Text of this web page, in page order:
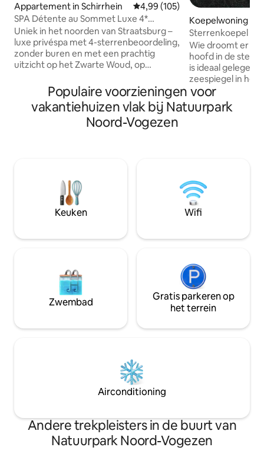
Appartement in Schirrhein Gemiddelde beoordeling van
4,99 (105)
SPA Détente au Sommet Luxe 4*
Uitzicht en privé-spa
Uniek in het noorden van Straatsburg –
luxe privéspa met 4-sterrenbeoordeling,
zonder buren en met een prachtig
uitzicht op het Zwarte Woud, op
Baden, op 10 minuten van Haguenau, op
1 uur van Europa-Park en op 5 minuten
van de golfbaan van Soufflenheim.
Droomsuite met directe toegang tot
een volledig privébuitenruimte met
bed, doucheruimte, toilet, volledig
uitgeruste keuken, bank en eethoek.
Koepelwoning in
Sterrenkoepel in
natuur in
Wie droomt er
hoofd in de
is ideaal gelegen
zeespiegel in het
Vogezenbos,
buurman, voor
op een houten
fascinerende
glinsterende
geluiden van de
Populaire voorzieningen voor
vakantiehuizen vlak bij Natuurpark
Noord-Vogezen
Keuken Wifi
Zwembad
Gratis parkeren op
het terrein
Airconditioning
Andere trekpleisters in de buurt van
Natuurpark Noord-Vogezen